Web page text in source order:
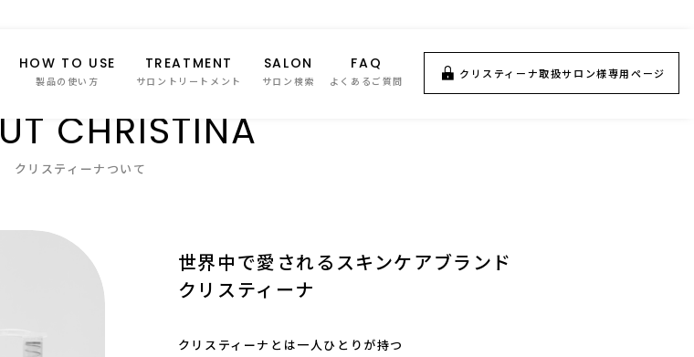
HOW TO USE
製品の使い方
TREATMENT
サロントリートメント
SALON
サロン検索
FAQ
よくあるご質問
クリスティーナ取扱サロン様専用ページ
UT CHRISTINA
クリスティーナついて
世界中で愛されるスキンケアブランド
クリスティーナ
クリスティーナとは一人ひとりが持つ